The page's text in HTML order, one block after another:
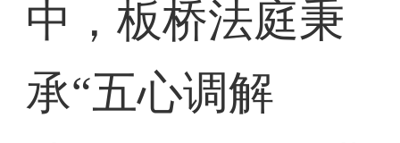
中，板桥法庭秉
承“五心调解